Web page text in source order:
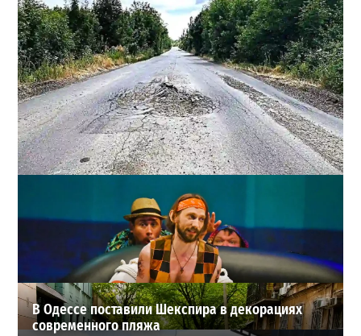
Почему из сел Одесской области исчезли автобусы и
как теперь добираются люди
ВИБОР РЕДАКЦИИ
В Одессе поставили Шекспира в декорациях
современного пляжа